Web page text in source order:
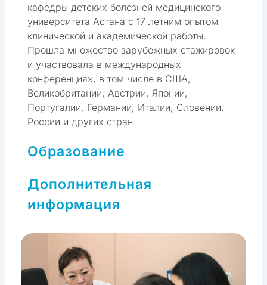
кафедры детских болезней медицинского
университета Астана с 17 летним опытом
клинической и академической работы.
Прошла множество зарубежных стажировок
и участвовала в международных
конференциях, в том числе в США,
Великобритании, Австрии, Японии,
Португалии, Германии, Италии, Словении,
России и других стран
Образование
Дополнительная
информация